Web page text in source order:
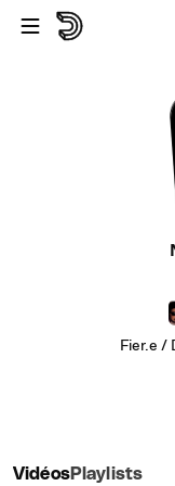
Passer au contenu
VidéosPlaylists